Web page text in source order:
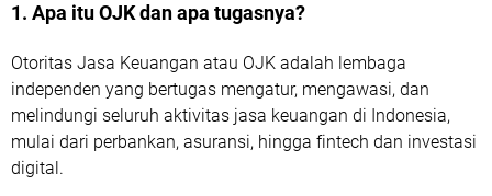
1. Apa itu OJK dan apa tugasnya?
Otoritas Jasa Keuangan atau OJK adalah lembaga
independen yang bertugas mengatur, mengawasi, dan
melindungi seluruh aktivitas jasa keuangan di Indonesia,
mulai dari perbankan, asuransi, hingga fintech dan investasi
digital.